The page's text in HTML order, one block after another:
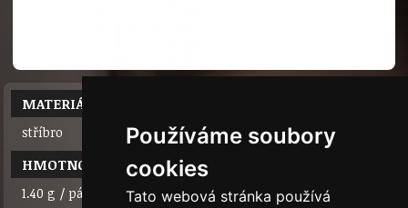
Používáme soubory
cookies
Tato webová stránka používá
MATERIÁL
stříbro
HMOTNOST
1.40 g / pár